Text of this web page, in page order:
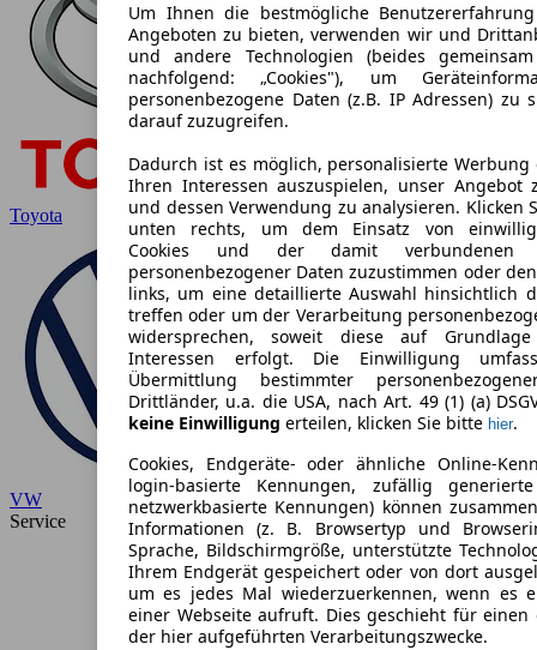
Toyota
VW
Service
Um Ihnen die bestmögliche
Angeboten zu bieten, verwenden wir und
und andere Technologien (beides
nachfolgend: „Cookies"), um
personenbezogene Daten (z.B. IP Adressen) zu
darauf zuzugreifen.
Dadurch ist es möglich, personalisierte Werbung
Ihren Interessen auszuspielen, unser Angebot
und dessen Verwendung zu analysieren. Klicken
unten rechts, um dem Einsatz von
Cookies und der damit verbundenen
personenbezogener Daten zuzustimmen oder
links, um eine detaillierte Auswahl hinsichtlich
treffen oder um der Verarbeitung
widersprechen, soweit diese auf
Interessen erfolgt. Die Einwilligung
Übermittlung bestimmter
Drittländer, u.a. die USA, nach Art. 49 (1) (a)
keine Einwilligung erteilen, klicken Sie bitte hier.
Cookies, Endgeräte- oder ähnliche Online-
login-basierte Kennungen, zufällig
netzwerkbasierte Kennungen) können
Informationen (z. B. Browsertyp und
Sprache, Bildschirmgröße, unterstützte
Ihrem Endgerät gespeichert oder von dort
um es jedes Mal wiederzuerkennen, wenn es
einer Webseite aufruft. Dies geschieht für einen
der hier aufgeführten Verarbeitungszwecke.